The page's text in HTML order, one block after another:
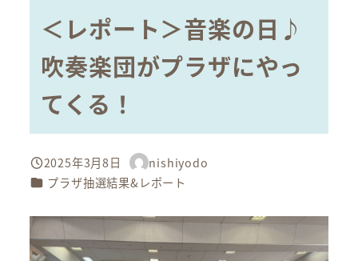
＜レポート＞音楽の日♪
吹奏楽団がプラザにやっ
てくる！
投稿日
2025年3月8日
著
者
nishiyodo
カテゴリー
プラザ抽選結果&レポート